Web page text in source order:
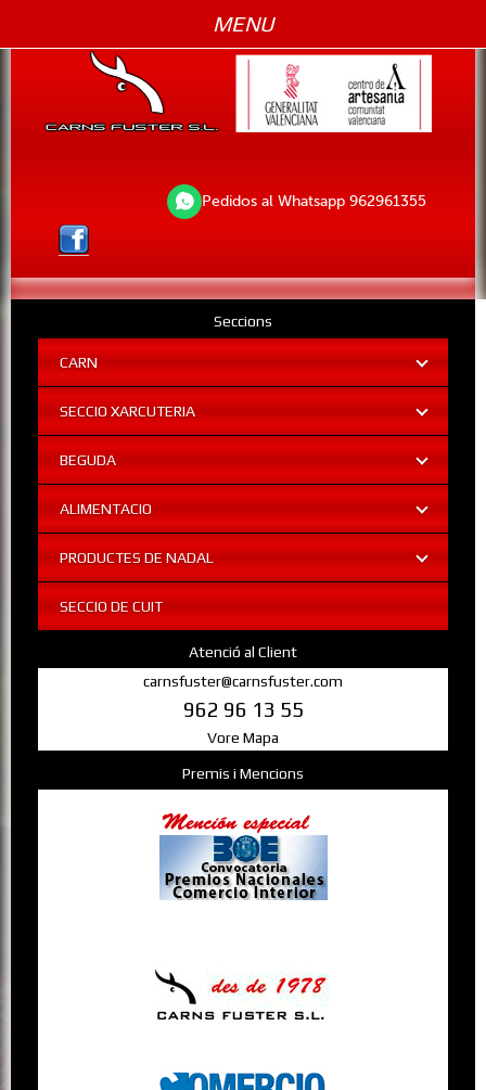
Pedidos al Whatsapp 962961355
MENU
Seccions
CARN
SECCIO XARCUTERIA
BEGUDA
ALIMENTACIO
PRODUCTES DE NADAL
SECCIO DE CUIT
Atenció al Client
carnsfuster@carnsfuster.com
962 96 13 55
Vore Mapa
Premis i Mencions